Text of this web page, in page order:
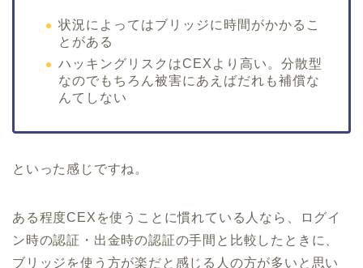
状況によってはブリッジに時間がかかるこ
とがある
ハッキングリスクはCEXより高い。分散型
なのでもちろん被害にあえばだれも補償な
んてしない
といった感じですね。
ある程度CEXを使うことに慣れている人なら、ログイ
ン時の認証・出金時の認証の手間と比較したときに、
ブリッジを使う方が楽だと感じる人の方が多いと思い